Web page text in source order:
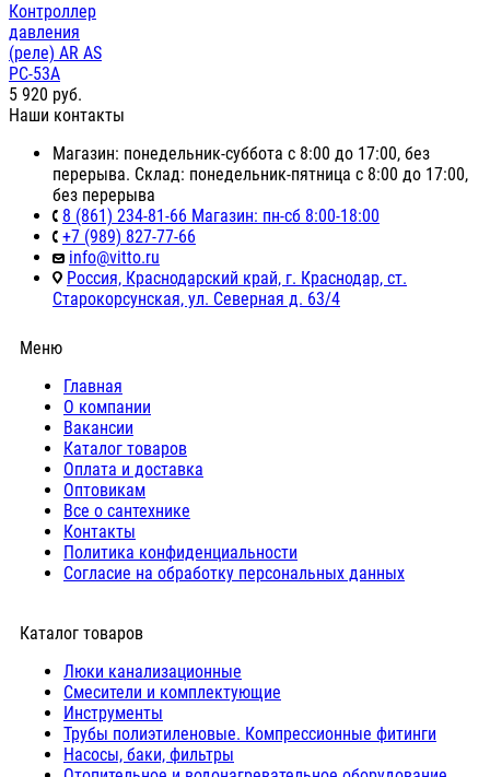
Контроллер
давления
(реле) AR AS
PC-53А
5 920 руб.
Наши контакты
Магазин: понедельник-суббота с 8:00 до 17:00, без
перерыва. Склад: понедельник-пятница с 8:00 до 17:00,
без перерыва
8 (861) 234-81-66 Магазин: пн-сб 8:00-18:00
+7 (989) 827-77-66
info@vitto.ru
Россия, Краснодарский край, г. Краснодар, ст.
Старокорсунская, ул. Северная д. 63/4
Меню
Главная
О компании
Вакансии
Каталог товаров
Оплата и доставка
Оптовикам
Все о сантехнике
Контакты
Политика конфиденциальности
Согласие на обработку персональных данных
Каталог товаров
Люки канализационные
Cмесители и комплектующие
Инструменты
Трубы полиэтиленовые. Компрессионные фитинги
Насосы, баки, фильтры